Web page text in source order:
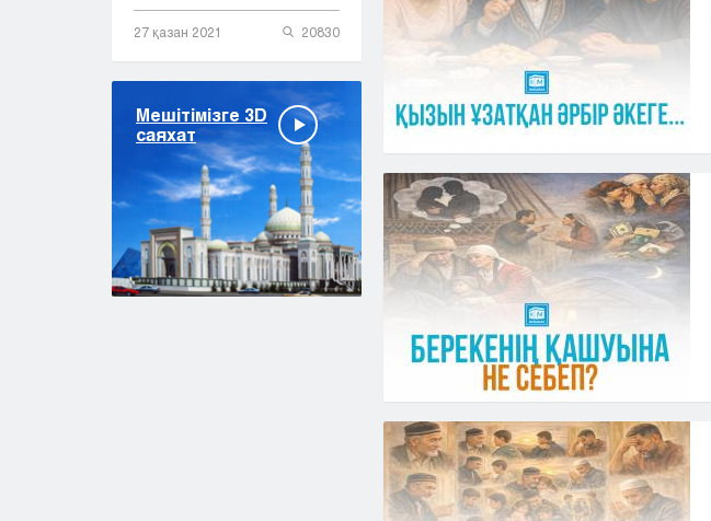
27 қазан 2021 20830
Мешітімізге 3D
саяхат